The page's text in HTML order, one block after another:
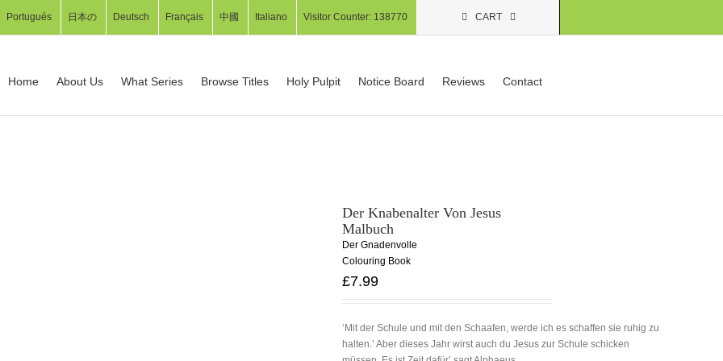
Portugués 日本の Deutsch Français 中國 Italiano Visitor Counter: 138770 CART
Home About Us What Series Browse Titles Holy Pulpit Notice Board Reviews Contact
Der Knabenalter Von Jesus
Malbuch
Der Gnadenvolle
Colouring Book
£7.99
‘Mit der Schule und mit den Schaafen, werde ich es schaffen sie ruhig zu
halten.’ Aber dieses Jahr wirst auch du Jesus zur Schule schicken